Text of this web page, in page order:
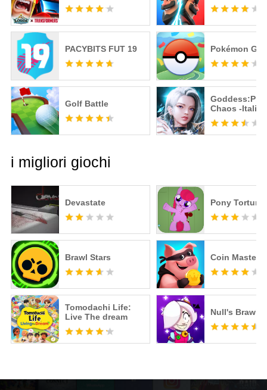
PACYBITS FUT 19 Pokémon GO
Golf Battle
Chaos -
Action
i migliori giochi
Devastate
Brawl Stars
Tomodachi Life:
Live The dream
Pony Torture
Coin Master
Null's Brawl